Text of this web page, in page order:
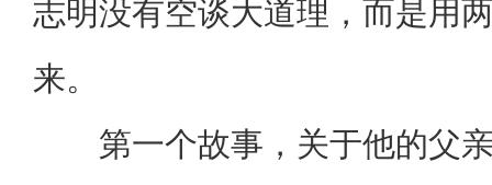
志明没有空谈大道理，而是用
来。
第一个故事，关于他的父